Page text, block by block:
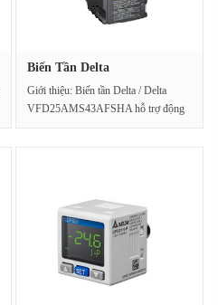
Biến Tần Delta
Giới thiệu: Biến tần Delta / Delta
VFD25AMS43AFSHA hỗ trợ động